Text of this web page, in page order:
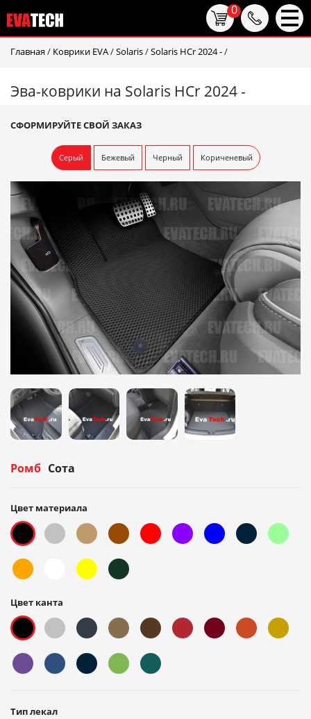
Главная / Коврики EVA/Solaris/Solaris HCr 2024 -/
Эва-коврики на Solaris HCr 2024 -
СФОРМИРУЙТЕ СВОЙ ЗАКАЗ
Серый Бежевый Черный Кориченевый
Ромб Сота
Цвет материала
Цвет канта
Тип лекал
0